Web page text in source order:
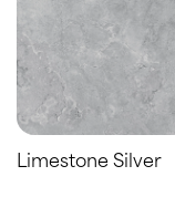
Limestone Silver